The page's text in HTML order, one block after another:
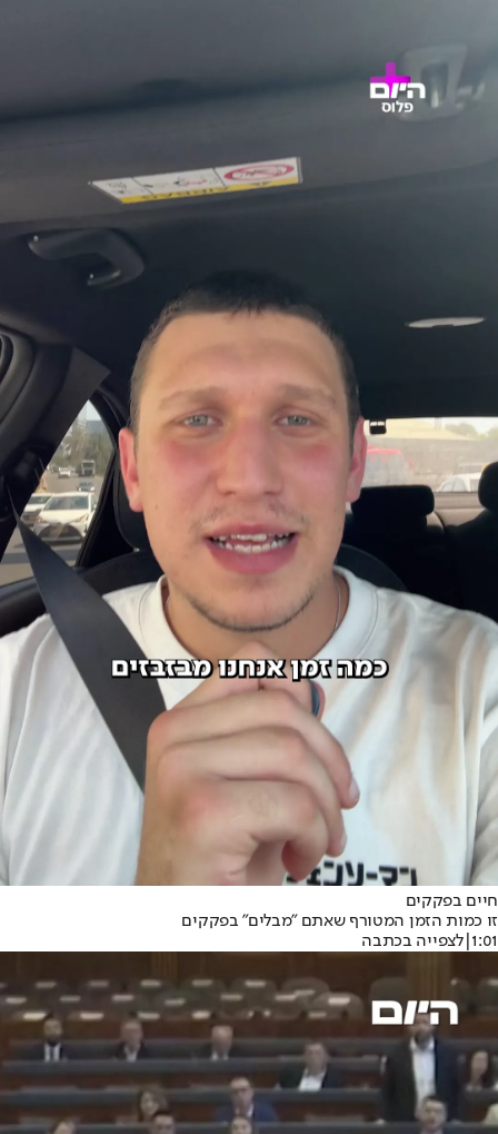
חיים בפקקים
זו כמות הזמן המטורף שאתם "מבלים" בפקקים
1:01
|לצפייה בכתבה